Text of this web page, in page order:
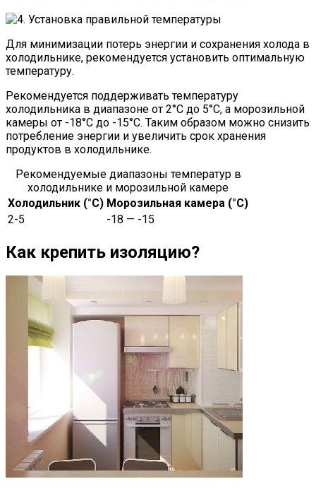
Для минимизации потерь энергии и сохранения холода в
холодильнике, рекомендуется установить оптимальную
температуру.
Рекомендуется поддерживать температуру
холодильника в диапазоне от 2°C до 5°C, а морозильной
камеры от -18°C до -15°C. Таким образом можно снизить
потребление энергии и увеличить срок хранения
продуктов в холодильнике.
Рекомендуемые диапазоны температур в
холодильнике и морозильной камере
Холодильник (°C) Морозильная камера (°C)
2-5
-18 — -15
Как крепить изоляцию?